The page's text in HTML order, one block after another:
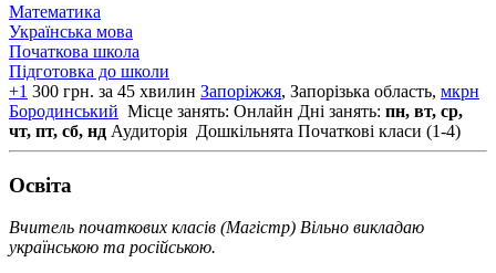
Математика
Українська мова
Початкова школа
Підготовка до школи
+1 300 грн. за 45 хвилин Запоріжжя, Запорізька область, мкрн
Бородинський Місце занять: Онлайн Дні занять: пн, вт, ср,
чт, пт, сб, нд Аудиторія Дошкільнята Початкові класи (1-4)
Освiта
Вчитель початкових класів (Магістр) Вільно викладаю
українською та російською.